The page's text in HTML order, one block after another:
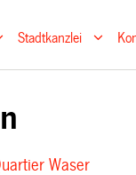
Stadtkanzlei
Waser